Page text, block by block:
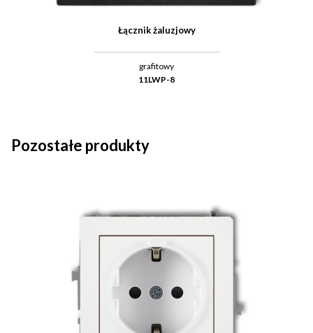
Łącznik żaluzjowy
grafitowy
11LWP-8
Pozostałe produkty